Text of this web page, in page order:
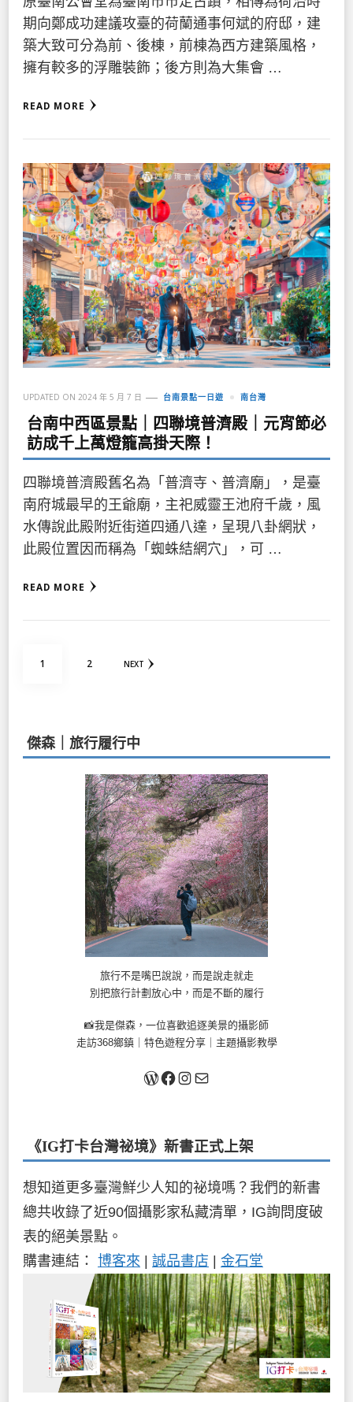
期向鄭成功建議攻臺的荷蘭通事何斌的府邸，建
築大致可分為前、後棟，前棟為西方建築風格，
擁有較多的浮雕裝飾；後方則為大集會 …
READ MORE
UPDATED ON 2024 年 5 月 7 日 台南景點一日遊 南台灣
台南中西區景點｜四聯境普濟殿｜元宵節必
訪成千上萬燈籠高掛天際！
四聯境普濟殿舊名為「普濟寺、普濟廟」，是臺
南府城最早的王爺廟，主祀威靈王池府千歲，風
水傳說此殿附近街道四通八達，呈現八卦網狀，
此殿位置因而稱為「蜘蛛結網穴」，可 …
READ MORE
PAGE
1 PAGE
2 NEXT
傑森｜旅行履行中
旅行不是嘴巴說說，而是說走就走
別把旅行計劃放心中，而是不斷的履行
📸我是傑森，一位喜歡追逐美景的攝影師
走訪368鄉鎮｜特色遊程分享｜主題攝影教學
關於我Facebook
Instagram
《IG打卡台灣祕境》新書正式上架
想知道更多臺灣鮮少人知的祕境嗎？我們的新書
總共收錄了近90個攝影家私藏清單，IG詢問度破
表的絕美景點。
購書連結： 博客來 | 誠品書店 | 金石堂